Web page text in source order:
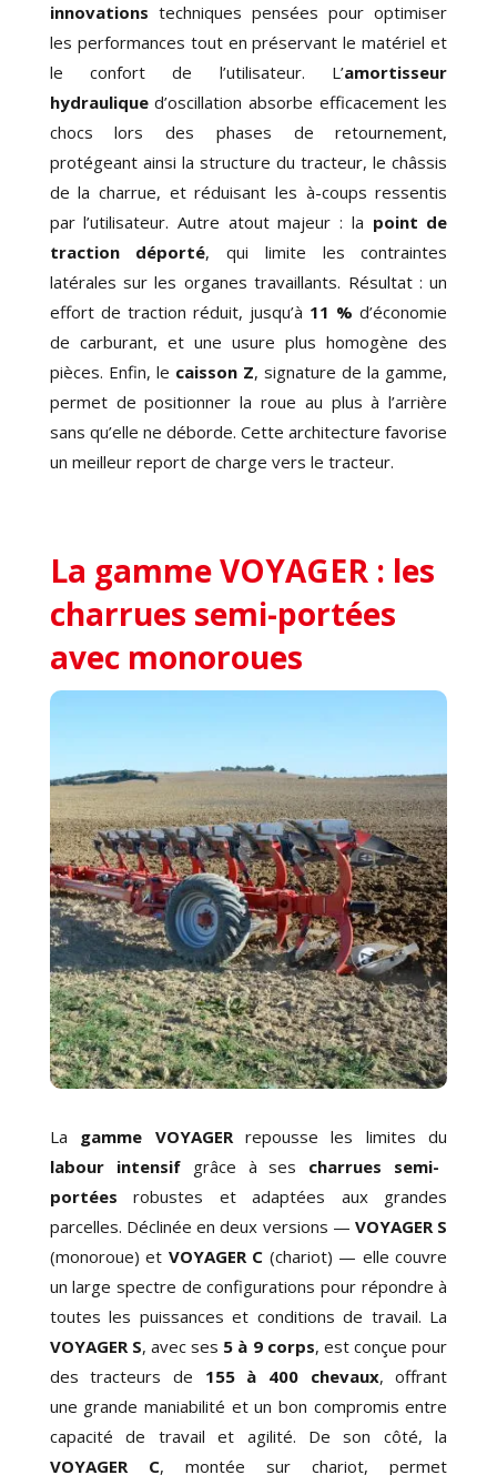
innovations techniques pensées pour optimiser
les performances tout en préservant le matériel et
le confort de l’utilisateur. L’amortisseur
hydrauliqued’oscillation absorbe efficacement les
chocs lors des phases de retournement,
protégeant ainsi la structure du tracteur, le châssis
de la charrue, et réduisant les à-coups ressentis
par l’utilisateur. Autre atout majeur : la point de
traction déporté, qui limite les contraintes
latérales sur les organes travaillants. Résultat : un
effort de traction réduit, jusqu’à 11 % d’économie
de carburant, et une usure plus homogène des
pièces. Enfin, le caisson Z, signature de la gamme,
permet de positionner la roue au plus à l’arrière
sans qu’elle ne déborde. Cette architecture favorise
un meilleur report de charge vers le tracteur.
La gamme VOYAGER : les
charrues semi-portées
avec monoroues
La gamme VOYAGERrepousse les limites du
labour intensifgrâce à ses charrues semi-
portées robustes et adaptées aux grandes
parcelles. Déclinée en deux versions — VOYAGER S
(monoroue) et VOYAGER C (chariot) — elle couvre
un large spectre de configurations pour répondre à
toutes les puissances et conditions de travail. La
VOYAGER S, avec ses 5 à 9 corps, est conçue pour
des tracteurs de 155 à 400 chevaux, offrant
une grande maniabilité et un bon compromis entre
capacité de travail et agilité. De son côté, la
VOYAGER C, montée sur chariot, permet